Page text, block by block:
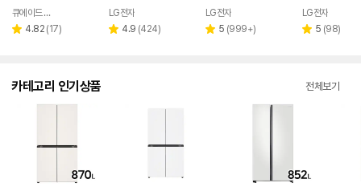
큐에이드 스토어
별 4.82 리
(17)
LG전자
별 4.9 리
(424)
LG전자
별 5 리
(999+)
LG전자
별 5 리
(98)
카테고리 인기상품 전체보기